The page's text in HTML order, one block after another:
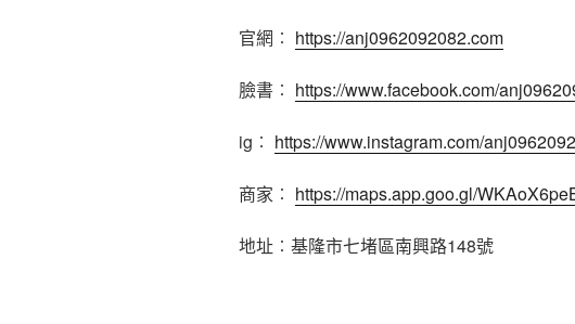
官網︰ https://anj0962092082.com
臉書︰ https://www.facebook.com/
ig︰ https://www.instagram.com/
商家︰ https://maps.app.goo.gl/
地址︰基隆市七堵區南興路148號